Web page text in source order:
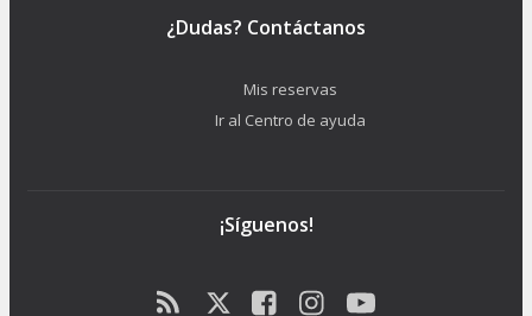
¿Dudas? Contáctanos
Mis reservas
Ir al Centro de ayuda
¡Síguenos!